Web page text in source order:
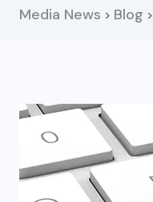
Media News > Blog >